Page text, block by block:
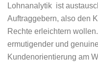
Lohnanalytik  ist
Auftraggebern, also den
Rechte erleichtern
ermutigender und
Kundenorientierung am